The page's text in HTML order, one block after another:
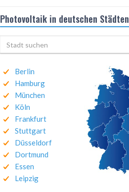
Photovoltaik in deutschen Städten
Berlin
Hamburg
München
Köln
Frankfurt
Stuttgart
Düsseldorf
Dortmund
Essen
Leipzig